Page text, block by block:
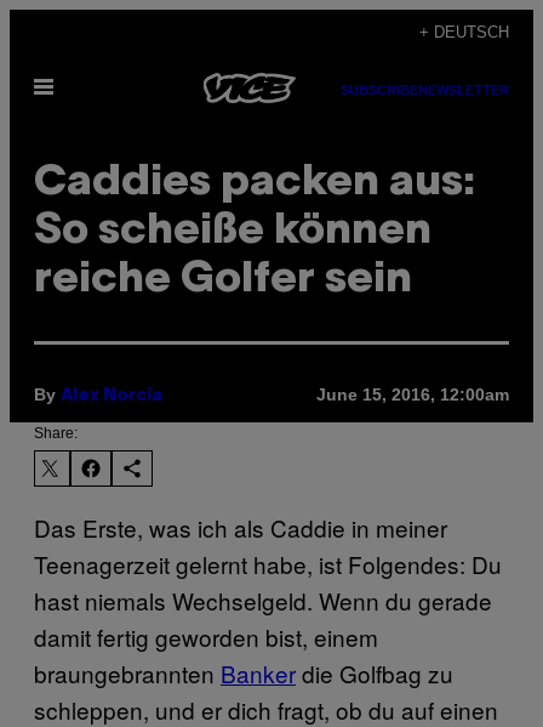
content
+ DEUTSCH
Open
SUBSCRIBENEWSLETTER
Caddies packen aus:
So scheiße können
reiche Golfer sein
By Alex Norcia June 15, 2016, 12:00am
Share:
Das Erste, was ich als Caddie in meiner
Teenagerzeit gelernt habe, ist Folgendes: Du
hast niemals Wechselgeld. Wenn du gerade
damit fertig geworden bist, einem
braungebrannten Bankerdie Golfbag zu
schleppen, und er dich fragt, ob du auf einen